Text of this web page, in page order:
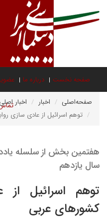
صفحه نخست درباره ما
صفحه‌اصلی اخبار
اخبار اصلی
توهم اسرائیل از عادی سازی
هفتمین بخش از سلسله
سال یازدهم
توهم اسرائیل
کشورهای عربی